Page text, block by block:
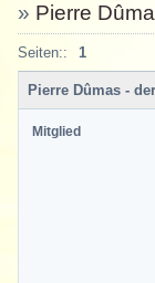
» Pierre
Seiten:: 1
Pierre Dûmas -
Mitglied